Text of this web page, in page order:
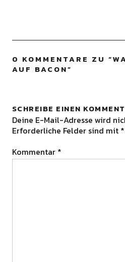
0 KOMMENTARE ZU “
AUF BACON”
SCHREIBE EINEN
Deine E-Mail-Adresse wird
Erforderliche Felder sind mit *
Kommentar *